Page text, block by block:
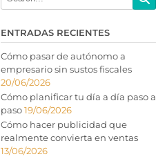
ENTRADAS RECIENTES
Cómo pasar de autónomo a
empresario sin sustos fiscales
20/06/2026
Cómo planificar tu día a día paso a
paso19/06/2026
Cómo hacer publicidad que
realmente convierta en ventas
13/06/2026